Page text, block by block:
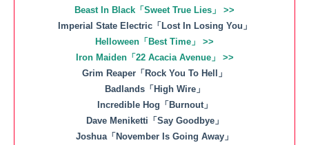
Beast In Black「Sweet True Lies」 >>
Imperial State Electric「Lost In Losing You」
Helloween「Best Time」 >>
Iron Maiden「22 Acacia Avenue」 >>
Grim Reaper「Rock You To Hell」
Badlands「High Wire」
Incredible Hog「Burnout」
Dave Meniketti「Say Goodbye」
Joshua「November Is Going Away」